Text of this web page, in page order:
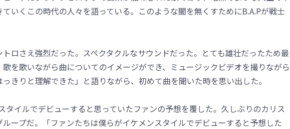
いくこの時代の人々を語っている。このような闇を無くすためにB.A.Pが戦士
ロさえ強烈だった。スペクタクルなサウンドだった。とても雄壮だったため最
を歌いながら曲についてのイメージができ、ミュージックビデオを撮りながら
きりと理解できた」と語りながら、初めて曲を聞いた時を思い出した。
タイルでデビューすると思っていたファンの予想を覆した。久しぶりのカリス
ープだ。「ファンたちは僕らがイケメンスタイルでデビューすると予想した